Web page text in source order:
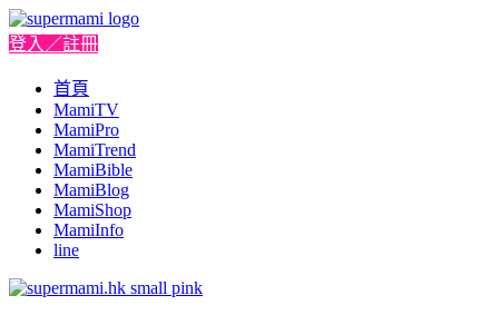
登入／註冊
首頁
MamiTV
MamiPro
MamiTrend
MamiBible
MamiBlog
MamiShop
MamiInfo
line